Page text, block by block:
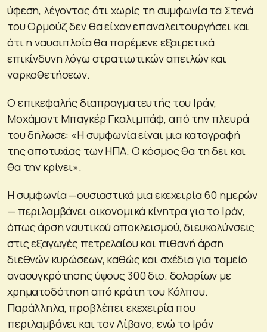
ύφεση, λέγοντας ότι χωρίς τη συμφωνία τα Στενά
του Ορμούζ δεν θα είχαν επαναλειτουργήσει και
ότι η ναυσιπλοΐα θα παρέμενε εξαιρετικά
επικίνδυνη λόγω στρατιωτικών απειλών και
ναρκοθετήσεων.
Ο επικεφαλής διαπραγματευτής του Ιράν,
Μοχάμαντ Μπαγκέρ Γκαλιμπάφ, από την πλευρά
του δήλωσε: «Η συμφωνία είναι μια καταγραφή
της αποτυχίας των ΗΠΑ. Ο κόσμος θα τη δει και
θα την κρίνει».
Η συμφωνία —ουσιαστικά μια εκεχειρία 60 ημερών
— περιλαμβάνει οικονομικά κίνητρα για το Ιράν,
όπως άρση ναυτικού αποκλεισμού, διευκολύνσεις
στις εξαγωγές πετρελαίου και πιθανή άρση
διεθνών κυρώσεων, καθώς και σχέδια για ταμείο
ανασυγκρότησης ύψους 300 δισ. δολαρίων με
χρηματοδότηση από κράτη του Κόλπου.
Παράλληλα, προβλέπει εκεχειρία που
περιλαμβάνει και τον Λίβανο, ενώ το Ιράν